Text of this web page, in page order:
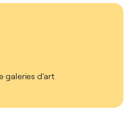
galeries d'art